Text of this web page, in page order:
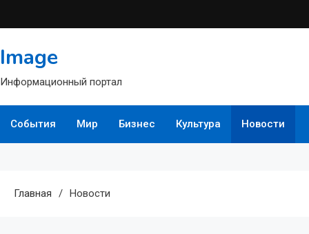
к
Image
Информационный портал
События Мир Бизнес Культура Новости
Главная Новости